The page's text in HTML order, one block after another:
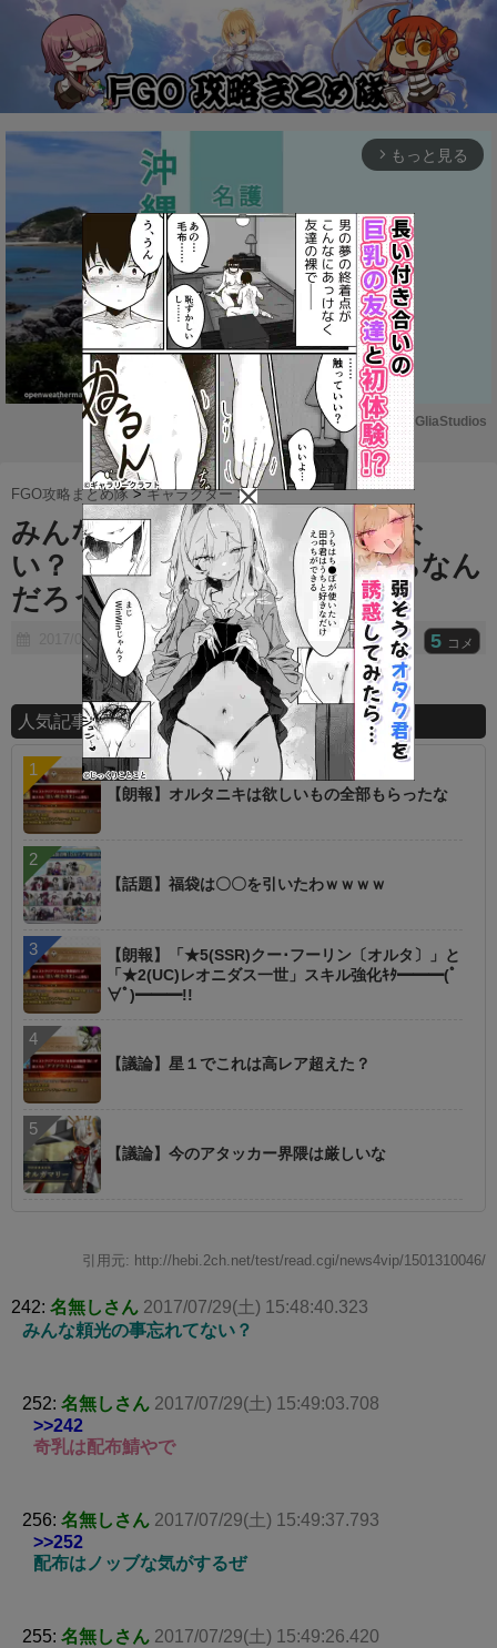
arrow_forward_ios もっと見る
M
u
t
e
Powered by GliaStudios
FGO攻略まとめ隊 >キャラクター >
みんな水着頼光のこと忘れてな
い？ ⇒ ☆５と配布のどっちなん
だろうか？
2017/07/29 5 コメ
人気記事ランキング
【朗報】オルタニキは欲しいもの全部もらったな
【話題】福袋は〇〇を引いたわｗｗｗｗ
【朗報】「★5(SSR)クー･フーリン〔オルタ〕」と
「★2(UC)レオニダス一世」スキル強化ｷﾀ━━━(ﾟ
∀ﾟ)━━━!!
【議論】星１でこれは高レア超えた？
【議論】今のアタッカー界隈は厳しいな
引用元: http://hebi.2ch.net/test/read.cgi/news4vip/1501310046/
242: 名無しさん 2017/07/29(土) 15:48:40.323
みんな頼光の事忘れてない？
252: 名無しさん 2017/07/29(土) 15:49:03.708
>>242
奇乳は配布鯖やで
256: 名無しさん 2017/07/29(土) 15:49:37.793
>>252
配布はノッブな気がするぜ
255: 名無しさん 2017/07/29(土) 15:49:26.420